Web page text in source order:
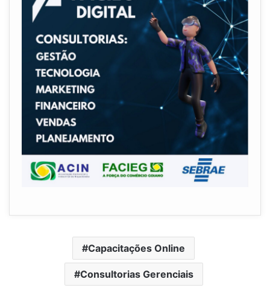
Capacitações Online
Consultorias Gerenciais